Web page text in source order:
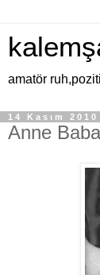
amatör
14 Kasım 2010
Anne Baba